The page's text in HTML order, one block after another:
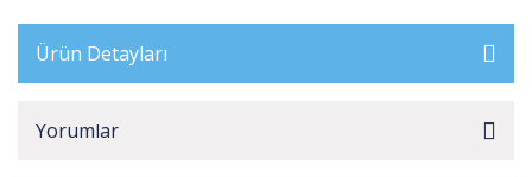
Ürün Detayları
Yorumlar